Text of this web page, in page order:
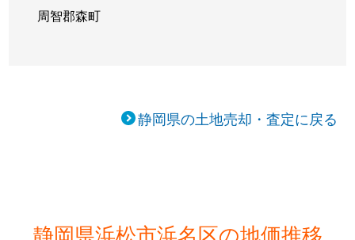
周智郡森町
静岡県の土地売却・査定に戻る
静岡県浜松市浜名区の地価推移